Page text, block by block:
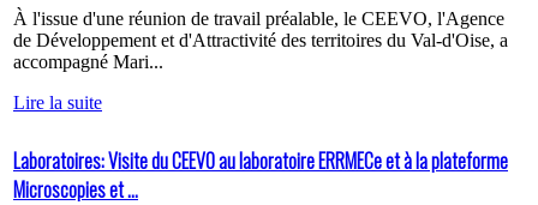
À l'issue d'une réunion de travail préalable, le CEEVO, l'Agence
de Développement et d'Attractivité des territoires du Val-d'Oise, a
accompagné Mari...
Lire la suite
Laboratoires: Visite du CEEVO au laboratoire ERRMECe et à la plateforme
Microscopies et ...